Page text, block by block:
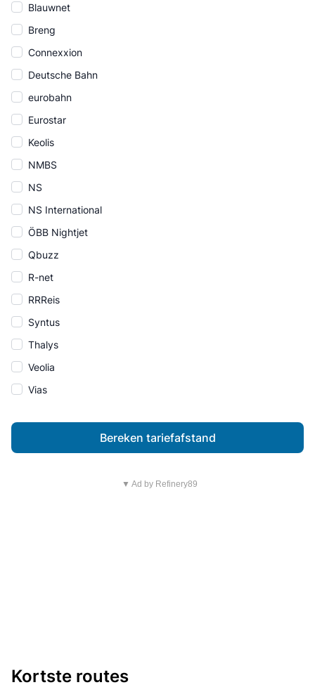
Blauwnet
Breng
Connexxion
Deutsche Bahn
eurobahn
Eurostar
Keolis
NMBS
NS
NS International
ÖBB Nightjet
Qbuzz
R-net
RRReis
Syntus
Thalys
Veolia
Vias
Bereken tariefafstand
▼ Ad by Refinery89
Kortste routes